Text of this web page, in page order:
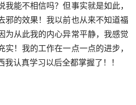
能不相信吗？但事实就是如此，
邪的效果！我以前也从来不知道福
为从此我的内心异常平静，我感觉
！我的工作在一点一点的进步，
认真学习以后全都掌握了！！